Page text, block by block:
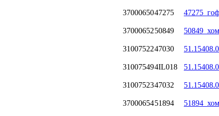
3700065047275
3700065250849
3100752247030
310075494IL018
3100752347032
3700065451894